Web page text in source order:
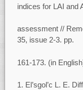
indices for LAI and
assessment //
35, issue 2-3. pp.
161-173. (in
El’sgol’c L. E.